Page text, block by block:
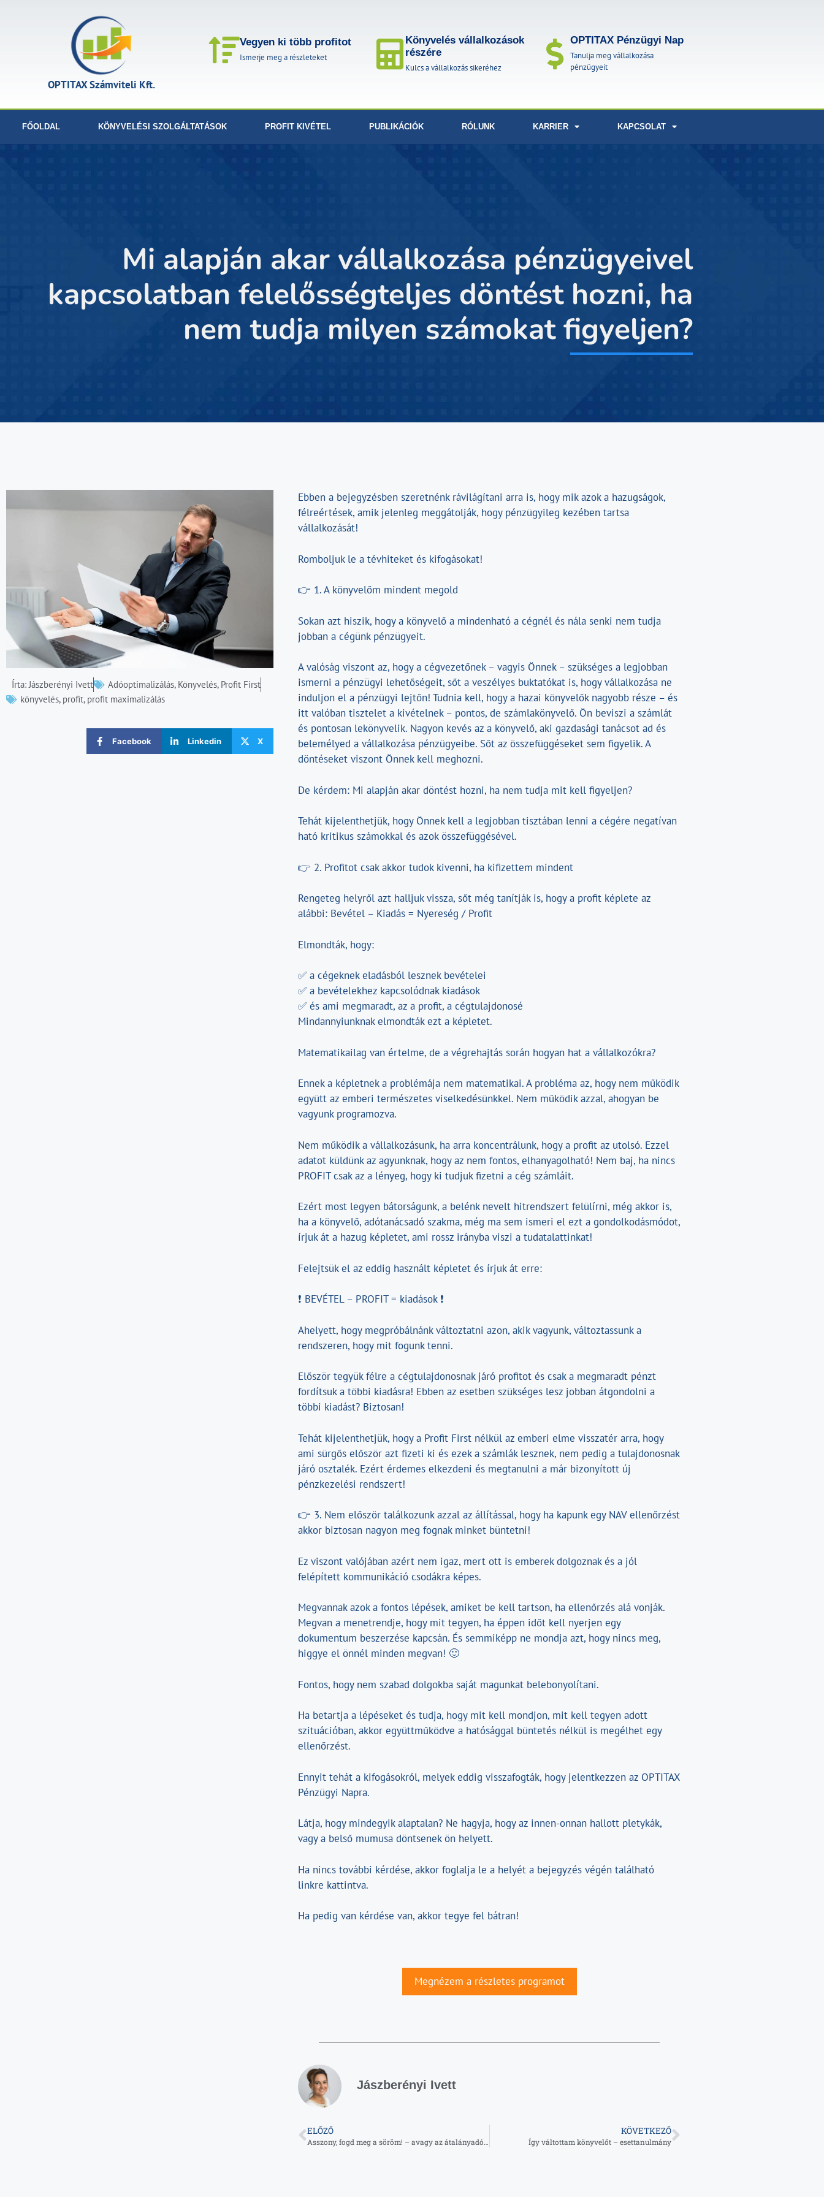
OPTITAX Számviteli Kft.
Vegyen ki több profitot
Ismerje meg a részleteket
Könyvelés vállalkozások
részére
Kulcs a vállalkozás sikeréhez
OPTITAX Pénzügyi Nap
Tanulja meg vállalkozása
pénzügyeit
FŐOLDAL KÖNYVELÉSI SZOLGÁLTATÁSOK PROFIT KIVÉTEL PUBLIKÁCIÓK RÓLUNK KARRIER KAPCSOLAT
Mi alapján akar vállalkozása pénzügyeivel
kapcsolatban felelősségteljes döntést hozni, ha
nem tudja milyen számokat figyeljen?
Írta:Jászberényi Ivett Adóoptimalizálás, Könyvelés, Profit First
könyvelés, profit, profit maximalizálás
Facebook Linkedin X
Ebben a bejegyzésben szeretnénk rávilágítani arra is, hogy mik azok a hazugságok,
félreértések, amik jelenleg meggátolják, hogy pénzügyileg kezében tartsa
vállalkozását!
Romboljuk le a tévhiteket és kifogásokat!
👉 1. A könyvelőm mindent megold
Sokan azt hiszik, hogy a könyvelő a mindenható a cégnél és nála senki nem tudja
jobban a cégünk pénzügyeit.
A valóság viszont az, hogy a cégvezetőnek – vagyis Önnek – szükséges a legjobban
ismerni a pénzügyi lehetőségeit, sőt a veszélyes buktatókat is, hogy vállalkozása ne
induljon el a pénzügyi lejtőn! Tudnia kell, hogy a hazai könyvelők nagyobb része – és
itt valóban tisztelet a kivételnek – pontos, de számlakönyvelő. Ön beviszi a számlát
és pontosan lekönyvelik. Nagyon kevés az a könyvelő, aki gazdasági tanácsot ad és
belemélyed a vállalkozása pénzügyeibe. Sőt az összefüggéseket sem figyelik. A
döntéseket viszont Önnek kell meghozni.
De kérdem: Mi alapján akar döntést hozni, ha nem tudja mit kell figyeljen?
Tehát kijelenthetjük, hogy Önnek kell a legjobban tisztában lenni a cégére negatívan
ható kritikus számokkal és azok összefüggésével.
👉 2. Profitot csak akkor tudok kivenni, ha kifizettem mindent
Rengeteg helyről azt halljuk vissza, sőt még tanítják is, hogy a profit képlete az
alábbi: Bevétel – Kiadás = Nyereség / Profit
Elmondták, hogy:
✅ a cégeknek eladásból lesznek bevételei
✅ a bevételekhez kapcsolódnak kiadások
✅ és ami megmaradt, az a profit, a cégtulajdonosé
Mindannyiunknak elmondták ezt a képletet.
Matematikailag van értelme, de a végrehajtás során hogyan hat a vállalkozókra?
Ennek a képletnek a problémája nem matematikai. A probléma az, hogy nem működik
együtt az emberi természetes viselkedésünkkel. Nem működik azzal, ahogyan be
vagyunk programozva.
Nem működik a vállalkozásunk, ha arra koncentrálunk, hogy a profit az utolsó. Ezzel
adatot küldünk az agyunknak, hogy az nem fontos, elhanyagolható! Nem baj, ha nincs
PROFIT csak az a lényeg, hogy ki tudjuk fizetni a cég számláit.
Ezért most legyen bátorságunk, a belénk nevelt hitrendszert felülírni, még akkor is,
ha a könyvelő, adótanácsadó szakma, még ma sem ismeri el ezt a gondolkodásmódot,
írjuk át a hazug képletet, ami rossz irányba viszi a tudatalattinkat!
Felejtsük el az eddig használt képletet és írjuk át erre:
❗️ BEVÉTEL – PROFIT = kiadások ❗️
Ahelyett, hogy megpróbálnánk változtatni azon, akik vagyunk, változtassunk a
rendszeren, hogy mit fogunk tenni.
Először tegyük félre a cégtulajdonosnak járó profitot és csak a megmaradt pénzt
fordítsuk a többi kiadásra! Ebben az esetben szükséges lesz jobban átgondolni a
többi kiadást? Biztosan!
Tehát kijelenthetjük, hogy a Profit First nélkül az emberi elme visszatér arra, hogy
ami sürgős először azt fizeti ki és ezek a számlák lesznek, nem pedig a tulajdonosnak
járó osztalék. Ezért érdemes elkezdeni és megtanulni a már bizonyított új
pénzkezelési rendszert!
👉 3. Nem először találkozunk azzal az állítással, hogy ha kapunk egy NAV ellenőrzést
akkor biztosan nagyon meg fognak minket büntetni!
Ez viszont valójában azért nem igaz, mert ott is emberek dolgoznak és a jól
felépített kommunikáció csodákra képes.
Megvannak azok a fontos lépések, amiket be kell tartson, ha ellenőrzés alá vonják.
Megvan a menetrendje, hogy mit tegyen, ha éppen időt kell nyerjen egy
dokumentum beszerzése kapcsán. És semmiképp ne mondja azt, hogy nincs meg,
higgye el önnél minden megvan! 🙂
Fontos, hogy nem szabad dolgokba saját magunkat belebonyolítani.
Ha betartja a lépéseket és tudja, hogy mit kell mondjon, mit kell tegyen adott
szituációban, akkor együttműködve a hatósággal büntetés nélkül is megélhet egy
ellenőrzést.
Ennyit tehát a kifogásokról, melyek eddig visszafogták, hogy jelentkezzen az OPTITAX
Pénzügyi Napra.
Látja, hogy mindegyik alaptalan? Ne hagyja, hogy az innen-onnan hallott pletykák,
vagy a belső mumusa döntsenek ön helyett.
Ha nincs további kérdése, akkor foglalja le a helyét a bejegyzés végén található
linkre kattintva.
Ha pedig van kérdése van, akkor tegye fel bátran!
Megnézem a részletes programot
Jászberényi Ivett
ELŐZŐ
Asszony, fogd meg a söröm! – avagy az átalányadózónak nem kell könyvelő?
KÖVETKEZŐ
Így váltottam könyvelőt – esettanulmány